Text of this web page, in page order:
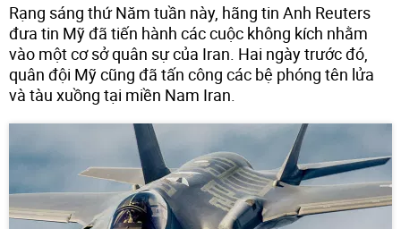
Rạng sáng thứ Năm tuần này, hãng tin Anh Reuters
đưa tin Mỹ đã tiến hành các cuộc không kích nhằm
vào một cơ sở quân sự của Iran. Hai ngày trước đó,
quân đội Mỹ cũng đã tấn công các bệ phóng tên lửa
và tàu xuồng tại miền Nam Iran.